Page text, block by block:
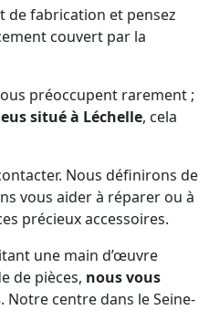
de fabrication et pensez
couvert par la
préoccupent rarement ;
situé à Léchelle, cela
Nous définirons de
vous aider à réparer ou à
précieux accessoires.
une main d’œuvre
de pièces, nous vous
. Notre centre dans le Seine-